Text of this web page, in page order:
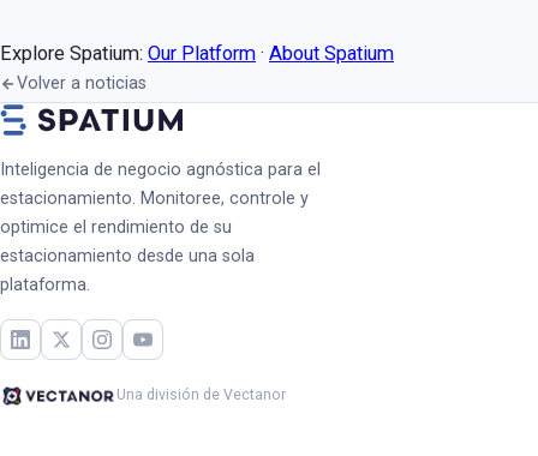
Explore Spatium: Our Platform · About Spatium
Volver a noticias
Inteligencia de negocio agnóstica para el
estacionamiento. Monitoree, controle y
optimice el rendimiento de su
estacionamiento desde una sola
plataforma.
Una división de Vectanor